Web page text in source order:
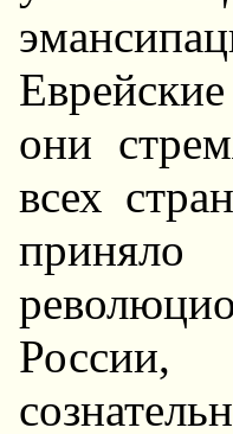
они
всех
России,